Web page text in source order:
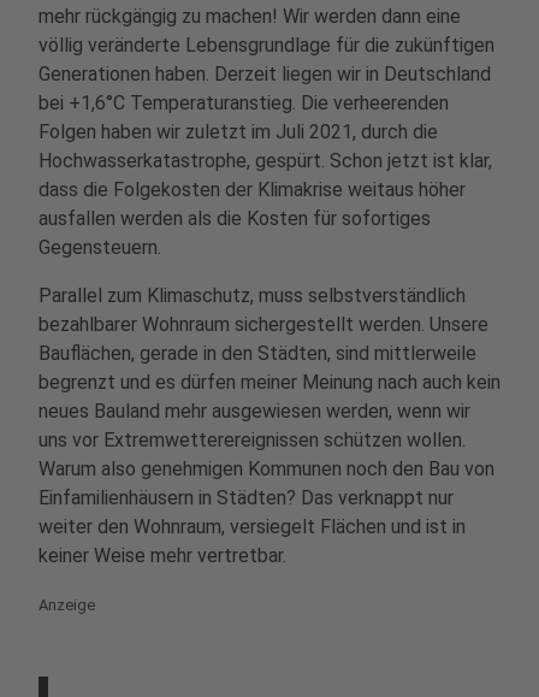
mehr rückgängig zu machen! Wir werden dann eine
völlig veränderte Lebensgrundlage für die zukünftigen
Generationen haben. Derzeit liegen wir in Deutschland
bei +1,6°C Temperaturanstieg. Die verheerenden
Folgen haben wir zuletzt im Juli 2021, durch die
Hochwasserkatastrophe, gespürt. Schon jetzt ist klar,
dass die Folgekosten der Klimakrise weitaus höher
ausfallen werden als die Kosten für sofortiges
Gegensteuern.
Parallel zum Klimaschutz, muss selbstverständlich
bezahlbarer Wohnraum sichergestellt werden. Unsere
Bauflächen, gerade in den Städten, sind mittlerweile
begrenzt und es dürfen meiner Meinung nach auch kein
neues Bauland mehr ausgewiesen werden, wenn wir
uns vor Extremwetterereignissen schützen wollen.
Warum also genehmigen Kommunen noch den Bau von
Einfamilienhäusern in Städten? Das verknappt nur
weiter den Wohnraum, versiegelt Flächen und ist in
keiner Weise mehr vertretbar.
Anzeige